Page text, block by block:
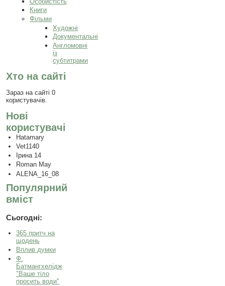
Книги
Фільми
Художні
Документальні
Англомовні
із
субтитрами
Хто на сайті
Зараз на сайті 0
користувачів.
Нові
користувачі
Hatamary
Vet1140
Ірина 14
Roman May
ALENA_16_08
Популярний
вміст
Сьогодні:
365 притч на
щодень
Вплив думки
Ф.
Батмангхелідж
"Ваше тіло
просить води"